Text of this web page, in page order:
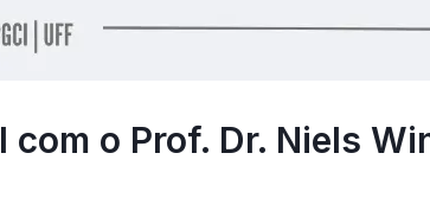
o Prof. Dr. Niels